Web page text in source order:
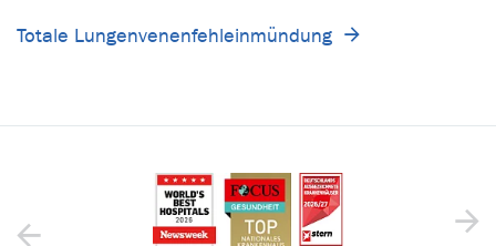
Totale Lungenvenenfehleinmündung